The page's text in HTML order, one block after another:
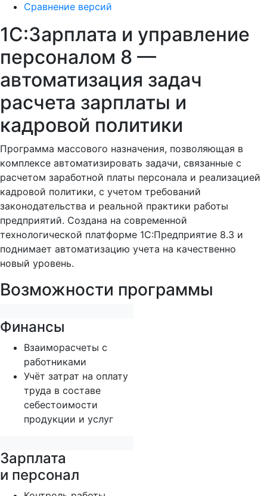
Сравнение версий
1С:Зарплата и управление
персоналом 8 —
автоматизация задач
расчета зарплаты и
кадровой политики
Программа массового назначения, позволяющая в
комплексе автоматизировать задачи, связанные с
расчетом заработной платы персонала и реализацией
кадровой политики, с учетом требований
законодательства и реальной практики работы
предприятий. Создана на современной
технологической платформе 1С:Предприятие 8.3 и
поднимает автоматизацию учета на качественно
новый уровень.
Возможности программы
Финансы
Взаиморасчеты с
работниками
Учёт затрат на оплату
труда в составе
себестоимости
продукции и услуг
Зарплата
и персонал